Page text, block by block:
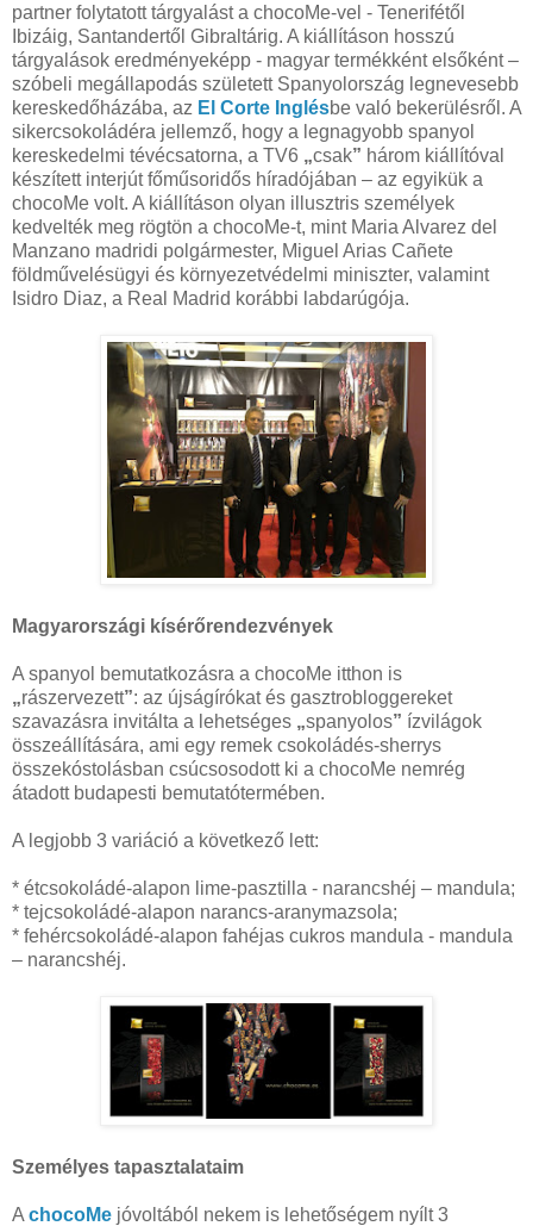
partner folytatott tárgyalást a chocoMe-vel - Tenerifétől
Ibizáig, Santandertől Gibraltárig. A kiállításon hosszú
tárgyalások eredményeképp - magyar termékként elsőként –
szóbeli megállapodás született Spanyolország legnevesebb
kereskedőházába, az El Corte Inglésbe való bekerülésről. A
sikercsokoládéra jellemző, hogy a legnagyobb spanyol
kereskedelmi tévécsatorna, a TV6 „csak” három kiállítóval
készített interjút főműsoridős híradójában – az egyikük a
chocoMe volt. A kiállításon olyan illusztris személyek
kedvelték meg rögtön a chocoMe-t, mint Maria Alvarez del
Manzano madridi polgármester, Miguel Arias Cañete
földművelésügyi és környezetvédelmi miniszter, valamint
Isidro Diaz, a Real Madrid korábbi labdarúgója.
Magyarországi kísérőrendezvények
A spanyol bemutatkozásra a chocoMe itthon is
„rászervezett”: az újságírókat és gasztrobloggereket
szavazásra invitálta a lehetséges „spanyolos” ízvilágok
összeállítására, ami egy remek csokoládés-sherrys
összekóstolásban csúcsosodott ki a chocoMe nemrég
átadott budapesti bemutatótermében.
A legjobb 3 variáció a következő lett:
* étcsokoládé-alapon lime-pasztilla - narancshéj – mandula;
* tejcsokoládé-alapon narancs-aranymazsola;
* fehércsokoládé-alapon fahéjas cukros mandula - mandula
– narancshéj.
Személyes tapasztalataim
A chocoMe jóvoltából nekem is lehetőségem nyílt 3